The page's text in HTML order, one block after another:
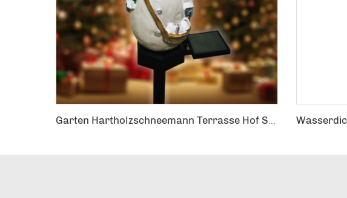
Garten Hartholzschneemann Terrasse Hof Solarlichter Pflock Landschaftsbeleuchtung